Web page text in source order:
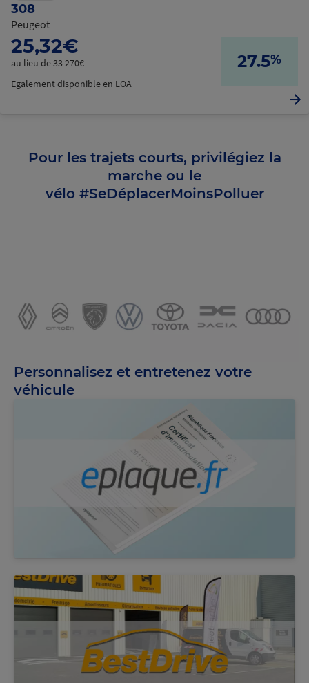
308
Peugeot
25,32€
au lieu de 33 270€
Egalement disponible en LOA
27.5%
Pour les trajets courts, privilégiez la
marche ou le
vélo #SeDéplacerMoinsPolluer
Personnalisez et entretenez votre
véhicule